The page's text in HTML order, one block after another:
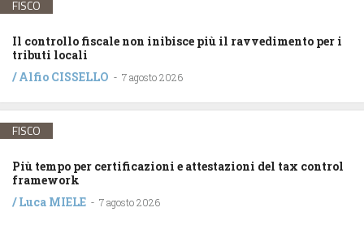
FISCO
Il controllo fiscale non inibisce più il ravvedimento per i
tributi locali
/Alfio CISSELLO - 7 agosto 2026
FISCO
Più tempo per certificazioni e attestazioni del tax control
framework
/Luca MIELE - 7 agosto 2026